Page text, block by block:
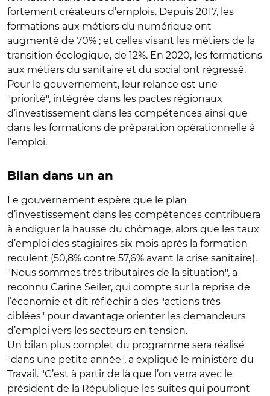
fortement créateurs d’emplois. Depuis 2017, les
formations aux métiers du numérique ont
augmenté de 70% ; et celles visant les métiers de la
transition écologique, de 12%. En 2020, les formations
aux métiers du sanitaire et du social ont régressé.
Pour le gouvernement, leur relance est une
"priorité", intégrée dans les pactes régionaux
d’investissement dans les compétences ainsi que
dans les formations de préparation opérationnelle à
l’emploi.
Bilan dans un an
Le gouvernement espère que le plan
d’investissement dans les compétences contribuera
à endiguer la hausse du chômage, alors que les taux
d’emploi des stagiaires six mois après la formation
reculent (50,8% contre 57,6% avant la crise sanitaire).
"Nous sommes très tributaires de la situation", a
reconnu Carine Seiler, qui compte sur la reprise de
l’économie et dit réfléchir à des "actions très
ciblées" pour davantage orienter les demandeurs
d’emploi vers les secteurs en tension.
Un bilan plus complet du programme sera réalisé
"dans une petite année", a expliqué le ministère du
Travail. "C’est à partir de là que l’on verra avec le
président de la République les suites qui pourront